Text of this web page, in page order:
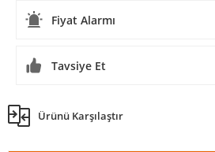
Fiyat Alarmı
Tavsiye Et
Ürünü Karşılaştır